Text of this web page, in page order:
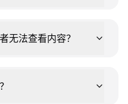
无法查看内容？